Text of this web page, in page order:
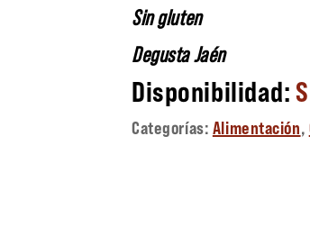
Sin gluten
Degusta Jaén
Categorías: Alimentación,